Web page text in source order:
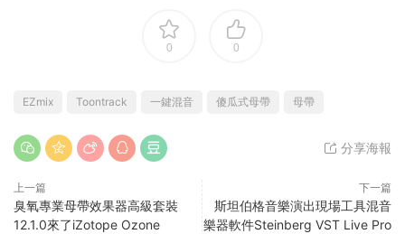
0 0
EZmix Toontrack 一鍵混音 傻瓜式母帶 母帶
分享海報
上一篇
臭氧專業母帶效果器高級套裝
12.1.0來了iZotope Ozone
下一篇
斯坦伯格音樂演出現場工具混音
樂器軟件Steinberg VST Live Pro